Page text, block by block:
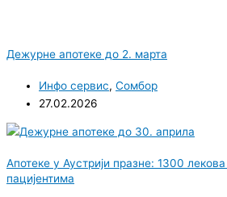
Дежурне апотеке до 2. марта
Инфо сервис, Сомбор
27.02.2026
Апотеке у Аустрији празне: 1300
пацијентима